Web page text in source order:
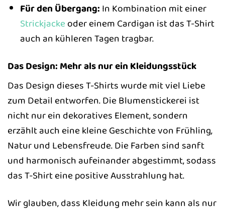
Für den Übergang: In Kombination mit einer
Strickjacke oder einem Cardigan ist das T-Shirt
auch an kühleren Tagen tragbar.
Das Design: Mehr als nur ein Kleidungsstück
Das Design dieses T-Shirts wurde mit viel Liebe
zum Detail entworfen. Die Blumenstickerei ist
nicht nur ein dekoratives Element, sondern
erzählt auch eine kleine Geschichte von Frühling,
Natur und Lebensfreude. Die Farben sind sanft
und harmonisch aufeinander abgestimmt, sodass
das T-Shirt eine positive Ausstrahlung hat.
Wir glauben, dass Kleidung mehr sein kann als nur